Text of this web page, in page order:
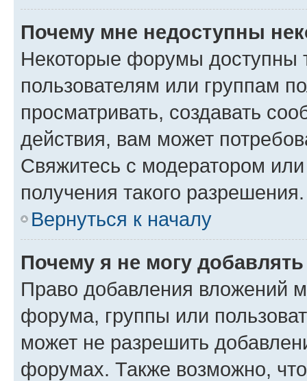
Почему мне недоступны
Некоторые форумы доступны
пользователям или группам
просматривать, создавать
действия, вам может
Свяжитесь с модератором
получения такого разрешения.
Вернуться к началу
Почему я не могу
Право добавления вложений
форума, группы или
может не разрешить
форумах. Также возможно,